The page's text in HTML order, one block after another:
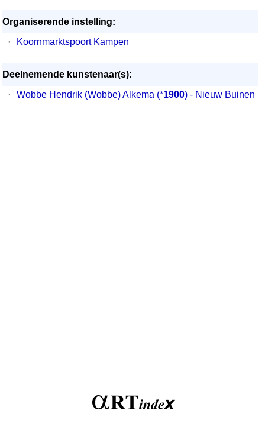
Organiserende instelling:
·
Koornmarktspoort Kampen
Deelnemende kunstenaar(s):
·
Wobbe Hendrik (Wobbe) Alkema (*1900) - Nieuw Buinen